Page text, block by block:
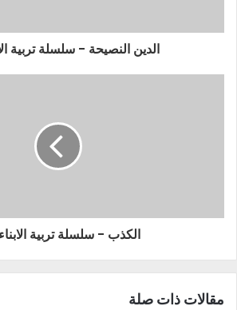
الدين النصيحة - سلسلة تربية
الكذب - سلسلة تربية الابناء
مقالات ذات صلة